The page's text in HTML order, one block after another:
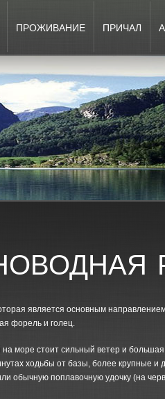
ПРОЖИВАНИЕ ПРИЧАЛ
является основным
форель и голец.
море стоит сильный ветер и
ходьбы от базы, более крупные и
обычную поплавочную удочку (на